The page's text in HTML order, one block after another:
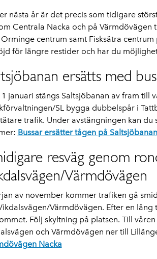
nästa år är det precis som tidigare
Centrala Nacka och på Värmdövägen
centrum samt Fisksätra
för längre restider och har du
ersätts med
1 januari stängs Saltsjöbanan av fram till
SL bygga dubbelspår i
trafik. Under avstängningen kan du
Bussar ersätter tågen på Saltsjöbanan
resväg genom
Värmdövägen
av november kommer trafiken gå
Värmdövägen. Efter en
Följ skyltning på platsen. Till
och Värmdövägen ner till
Nacka